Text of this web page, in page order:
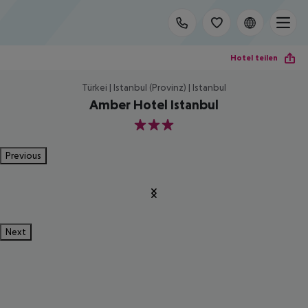
Hotel teilen
Türkei | Istanbul (Provinz) | Istanbul
Amber Hotel Istanbul
3
Previous
Next